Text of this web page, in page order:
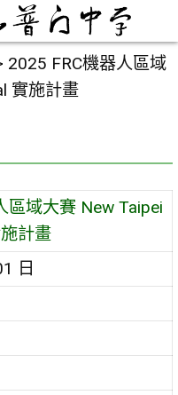
2025 FRC機器人區域
實施計畫
區域大賽 New Taipei
計畫
日